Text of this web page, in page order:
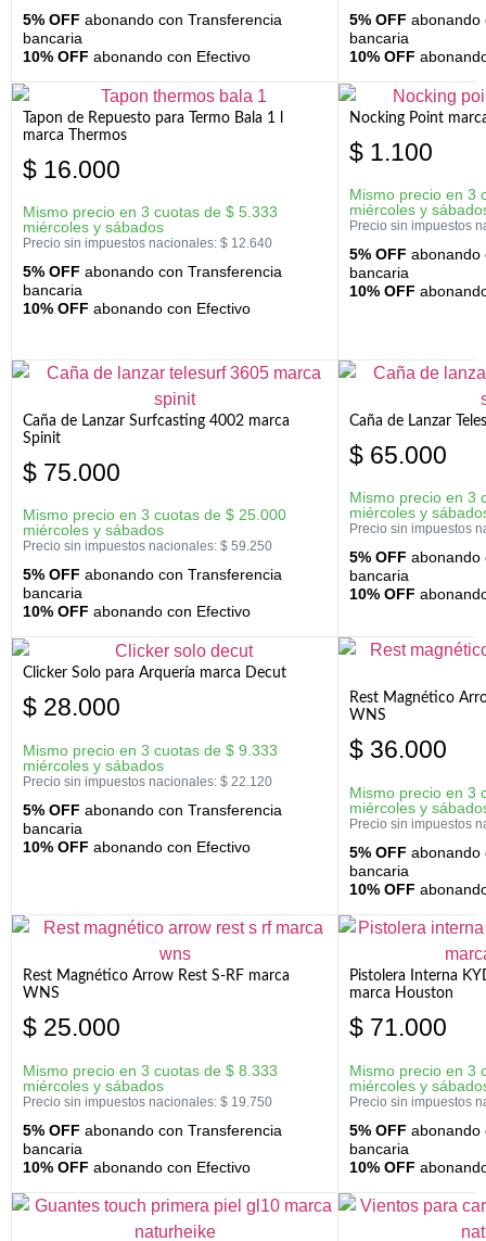
5% OFF abonando con Transferencia
bancaria
10% OFF abonando con Efectivo
5% OFF abonando
bancaria
10% OFF
Tapon de Repuesto para Termo Bala 1 l
marca Thermos
$ 16.000
Mismo precio en 3 cuotas de $ 5.333
miércoles y sábados
Precio sin impuestos nacionales: $ 12.640
5% OFF abonando con Transferencia
bancaria
10% OFF abonando con Efectivo
Nocking Point
$ 1.100
Mismo precio en 3
miércoles y
Precio sin impuestos
5% OFF abonando
bancaria
10% OFF
Caña de Lanzar Surfcasting 4002 marca
Spinit
$ 75.000
Mismo precio en 3 cuotas de $ 25.000
miércoles y sábados
Precio sin impuestos nacionales: $ 59.250
5% OFF abonando con Transferencia
bancaria
10% OFF abonando con Efectivo
Caña de Lanzar
$ 65.000
Mismo precio en 3
miércoles y
Precio sin impuestos
5% OFF abonando
bancaria
10% OFF
Clicker Solo para Arquería marca Decut
$ 28.000
Mismo precio en 3 cuotas de $ 9.333
miércoles y sábados
Precio sin impuestos nacionales: $ 22.120
5% OFF abonando con Transferencia
bancaria
10% OFF abonando con Efectivo
Rest Magnético
WNS
$ 36.000
Mismo precio en 3
miércoles y
Precio sin impuestos
5% OFF abonando
bancaria
10% OFF
Rest Magnético Arrow Rest S-RF marca
WNS
$ 25.000
Mismo precio en 3 cuotas de $ 8.333
miércoles y sábados
Precio sin impuestos nacionales: $ 19.750
5% OFF abonando con Transferencia
bancaria
10% OFF abonando con Efectivo
Pistolera Interna
marca Houston
$ 71.000
Mismo precio en 3
miércoles y
Precio sin impuestos
5% OFF abonando
bancaria
10% OFF